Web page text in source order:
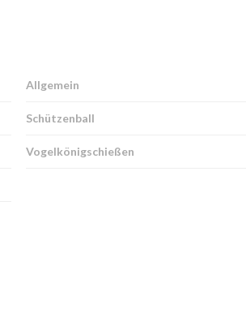
Allgemein
Schützenball
Vogelkönigschießen